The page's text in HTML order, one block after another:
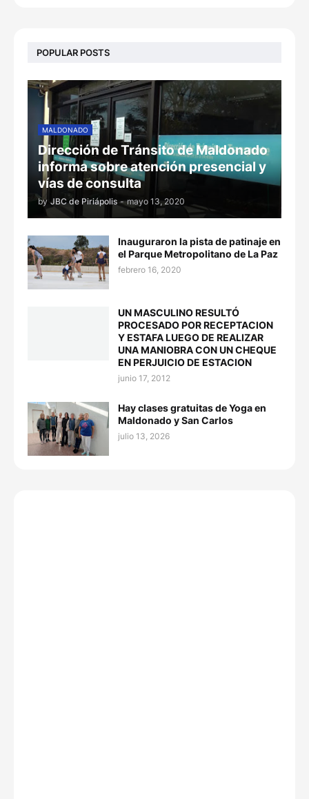
POPULAR POSTS
MALDONADO
Dirección de Tránsito de Maldonado
informa sobre atención presencial y
vías de consulta
by JBC de Piriápolis - mayo 13, 2020
Inauguraron la pista de patinaje en
el Parque Metropolitano de La Paz
febrero 16, 2020
UN MASCULINO RESULTÓ
PROCESADO POR RECEPTACION
Y ESTAFA LUEGO DE REALIZAR
UNA MANIOBRA CON UN CHEQUE
EN PERJUICIO DE ESTACION
junio 17, 2012
Hay clases gratuitas de Yoga en
Maldonado y San Carlos
julio 13, 2026